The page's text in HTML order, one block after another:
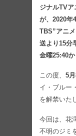
ジナルTVア
が、2020年
TBS”アニ
送より15分
金曜25:40か
この度、 5月
イ・ブルー
を解禁いた
今回は、花
不明のジミ